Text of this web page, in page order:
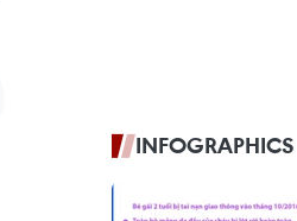
INFOGRAPHICS